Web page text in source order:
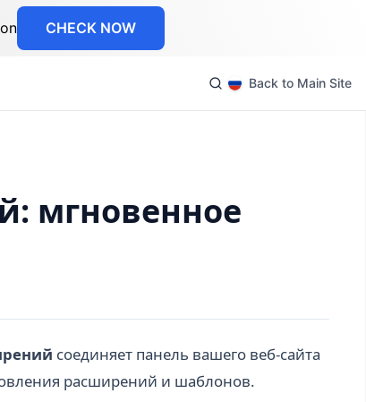
CHECK NOW
Back to Main Site
мгновенное
соединяет панель вашего веб-сайта
расширений и шаблонов.